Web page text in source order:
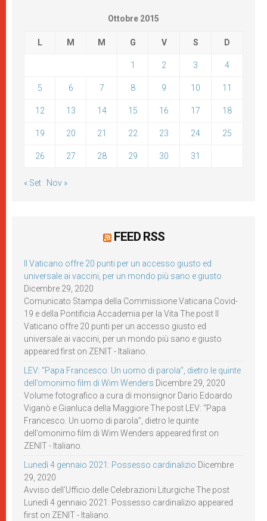
Ottobre 2015
L M M G V S D
1 2 3 4
5 6 7 8 9 10 11
12 13 14 15 16 17 18
19 20 21 22 23 24 25
26 27 28 29 30 31
« Set Nov »
FEED RSS
Il Vaticano offre 20 punti per un accesso giusto ed
universale ai vaccini, per un mondo più sano e giusto
Dicembre 29, 2020
Comunicato Stampa della Commissione Vaticana Covid-
19 e della Pontificia Accademia per la Vita The post Il
Vaticano offre 20 punti per un accesso giusto ed
universale ai vaccini, per un mondo più sano e giusto
appeared first on ZENIT - Italiano.
LEV: “Papa Francesco. Un uomo di parola”, dietro le quinte
dell’omonimo film di Wim Wenders Dicembre 29, 2020
Volume fotografico a cura di monsignor Dario Edoardo
Viganò e Gianluca della Maggiore The post LEV: “Papa
Francesco. Un uomo di parola”, dietro le quinte
dell’omonimo film di Wim Wenders appeared first on
ZENIT - Italiano.
Lunedì 4 gennaio 2021: Possesso cardinalizio Dicembre
29, 2020
Avviso dell’Ufficio delle Celebrazioni Liturgiche The post
Lunedì 4 gennaio 2021: Possesso cardinalizio appeared
first on ZENIT - Italiano.